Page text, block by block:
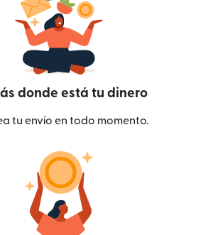
donde está tu dinero
tu envío en todo momento.